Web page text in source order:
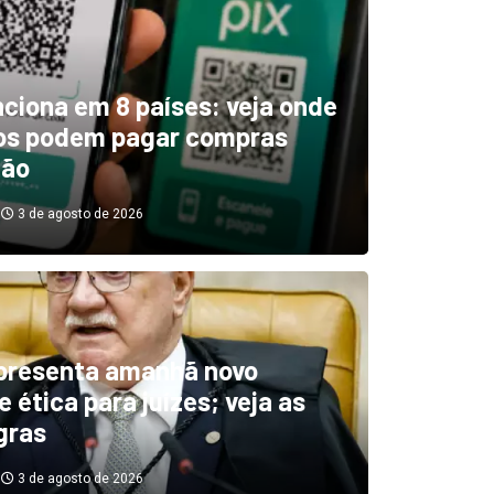
indica El Niño
diminuindo chuvas e
secas de rios
3 de agosto de 2026
em 8 países: veja onde
podem pagar compras
3 de agosto de 2026
amanhã novo
ética para juízes; veja as
3 de agosto de 2026